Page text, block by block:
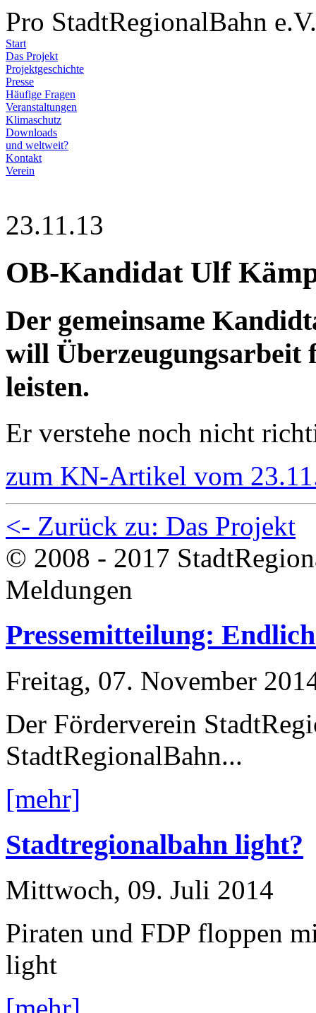
Pro StadtRegionalBahn e.V.
Start
Das Projekt
Projektgeschichte
Presse
Häufige Fragen
Veranstaltungen
Klimaschutz
Downloads
und weltweit?
Kontakt
Verein
23.11.13
OB-Kandidat Ulf
Der gemeinsame
will Überzeugungsarbeit
leisten.
Er verstehe noch nicht
zum KN-Artikel vom
<- Zurück zu: Das Projekt
© 2008 - 2017
Meldungen
Pressemitteilung:
Freitag, 07. November
Der Förderverein
StadtRegionalBahn...
[mehr]
Stadtregionalbahn light?
Mittwoch, 09. Juli 2014
Piraten und FDP floppen
light